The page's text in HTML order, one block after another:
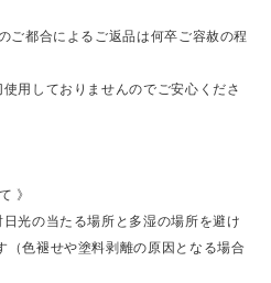
ご都合によるご返品は何卒ご容赦の程
用しておりませんのでご安心くださ
》
光の当たる場所と多湿の場所を避け
（色褪せや塗料剥離の原因となる場合